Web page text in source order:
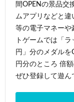
間OPENの景品交
ムアプリなどと違
等の電子マネーや
トゲームでは「
円」分のメダル
円分のところ 倍
ぜひ登録して遊ん